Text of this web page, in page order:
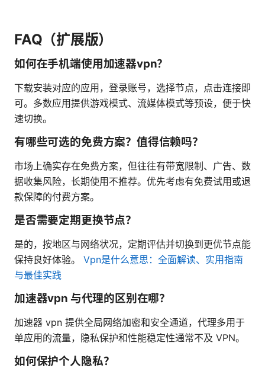
FAQ（扩展版）
如何在手机端使用加速器vpn？
下载安装对应的应用，登录账号，选择节点，点击连接即
可。多数应用提供游戏模式、流媒体模式等预设，便于快
速切换。
有哪些可选的免费方案？值得信赖吗？
市场上确实存在免费方案，但往往有带宽限制、广告、数
据收集风险，长期使用不推荐。优先考虑有免费试用或退
款保障的付费方案。
是否需要定期更换节点？
是的，按地区与网络状况，定期评估并切换到更优节点能
保持良好体验。 Vpn是什么意思：全面解读、实用指南
与最佳实践
加速器vpn 与代理的区别在哪？
加速器 vpn 提供全局网络加密和安全通道，代理多用于
单应用的流量，隐私保护和性能稳定性通常不及 VPN。
如何保护个人隐私？